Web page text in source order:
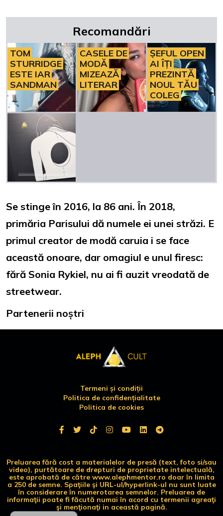
Recomandări
TOM
STURRIDGE
ESTE IAR
SANDMAN
CASELE DE
MODĂ
MIZEAZĂ
LITERAR
ȘEFUL OPEN
AI ÎȚI
PREZINTĂ
NOUL TĂU
COLEG
Se stinge în 2016, la 86 ani. În 2018,
primăria Parisului dă numele ei unei străzi. E
primul creator de modă caruia i se face
această onoare, dar omagiul e unul firesc:
fără Sonia Rykiel, nu ai fi auzit vreodată de
streetwear.
Partenerii noștri
Termeni și condiții
Politica de confidențialitate
Politica de cookies
Preluarea fără cost a materialelor de presă (text, foto si/sau
video), purtătoare de drepturi de proprietate intelectuală,
este aprobată de către www.alephmentor.ro doar în limita
a 250 de semne. Spaţiile şi URL-ul/hyperlink-ul nu sunt luate
în considerare în numerotarea semnelor. Preluarea de
informaţii poate fi făcută numai în acord cu termenii agreaţi
şi menţionaţi in această pagină.